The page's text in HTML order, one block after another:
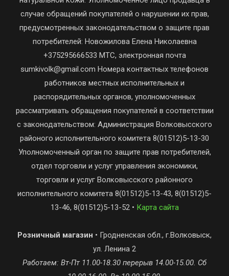
случае обращений покупателей о нарушении их прав,
предусмотренных законодательством о защите прав
потребителей: Новожилова Елена Николаевна
+375295666533 МТС, электронная почта
sumkivolk@gmail.com Номера контактных телефонов
работников местных исполнительных и
распорядительных органов, уполномоченных
рассматривать обращения покупателей в соответствии
с законодательством: Администрация Волковысского
районого исполнительного комитета 8(01512)5-13-30
Уполномоченный орган по защите прав потребителей,
отдел торговли и услуг управления экономики,
торговли и услуг Волковысского районного
исполнительного комитета 8(01512)5-13-43, 8(01512)5-
13-46, 8(01512)5-13-52 • Карта сайта
Розничный магазин • Гродненская обл., г.Волковыск,
ул. Ленина 2
Работаем: Вт-Пт 11.00-18.30 перерыв 14.00-15.00. Сб